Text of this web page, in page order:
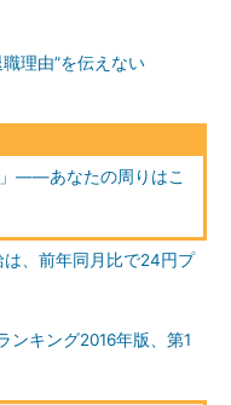
理由”を伝えない
」――あなたの周りはこ
、前年同月比で24円プ
ンキング2016年版、第1